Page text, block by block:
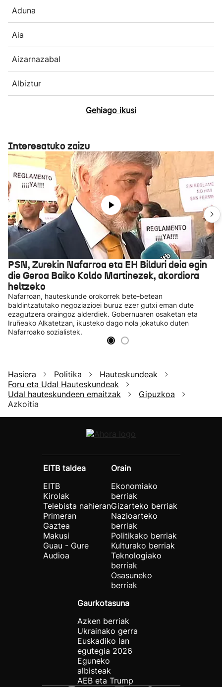
Aduna
Aia
Aizarnazabal
Albiztur
Gehiago ikusi
Interesatuko zaizu
PSN, Zurekin Nafarroa eta EH Bilduri deia egin
die Geroa Baiko Koldo Martinezek, akordiora
heltzeko
Nafarroan, hauteskunde orokorrek bete-betean
baldintzatutako negoziazioei buruz ezer gutxi eman dute
ezagutzera oraingoz alderdiek. Gobernuaren osaketan eta
Iruñeako Alkatetzan, ikusteko dago nola jokatuko duten
Nafarroako sozialistek.
Hasiera Politika
Hauteskundeak
Foru eta Udal Hauteskundeak
Udal hauteskundeen emaitzak
Gipuzkoa
Azkoitia
EITB taldea
EITB
Kirolak
Telebista nahieran
Primeran
Gaztea
Makusi
Guau - Gure
Audioa
Orain
Ekonomiako
berriak
Gizarteko berriak
Nazioarteko
berriak
Politikako berriak
Kulturako berriak
Teknologiako
berriak
Osasuneko
berriak
Gaurkotasuna
Azken berriak
Ukrainako gerra
Euskadiko lan
egutegia 2026
Eguneko
albisteak
AEB eta Trump